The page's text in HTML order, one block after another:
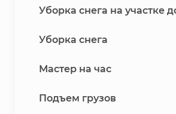
Уборка снега на участке
Уборка снега
Мастер на час
Подъем грузов